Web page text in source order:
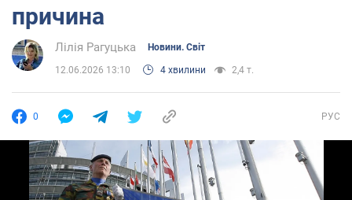
причина
Лілія Рагуцька Новини. Світ
12.06.2026 13:10 4 хвилини 2,4 т.
0 РУС